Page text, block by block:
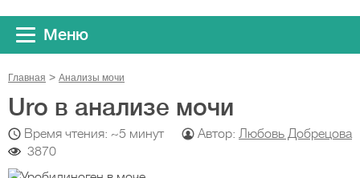
Меню
Главная Анализы мочи
Uro в анализе мочи
Время чтения: ~5 минут Автор: Любовь Добрецова
3870